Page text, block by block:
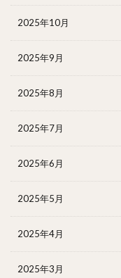
2025年10月
2025年9月
2025年8月
2025年7月
2025年6月
2025年5月
2025年4月
2025年3月